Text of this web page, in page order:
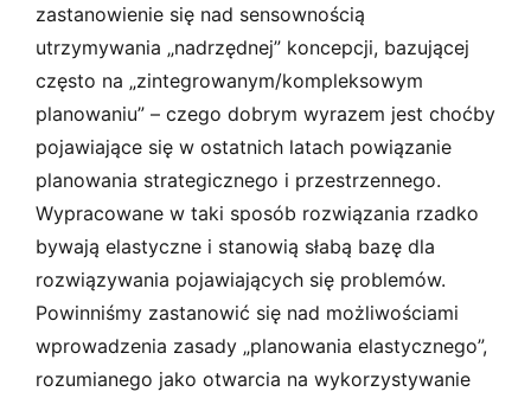
zastanowienie się nad sensownością
utrzymywania „nadrzędnej” koncepcji, bazującej
często na „zintegrowanym/kompleksowym
planowaniu” – czego dobrym wyrazem jest choćby
pojawiające się w ostatnich latach powiązanie
planowania strategicznego i przestrzennego.
Wypracowane w taki sposób rozwiązania rzadko
bywają elastyczne i stanowią słabą bazę dla
rozwiązywania pojawiających się problemów.
Powinniśmy zastanowić się nad możliwościami
wprowadzenia zasady „planowania elastycznego”,
rozumianego jako otwarcia na wykorzystywanie